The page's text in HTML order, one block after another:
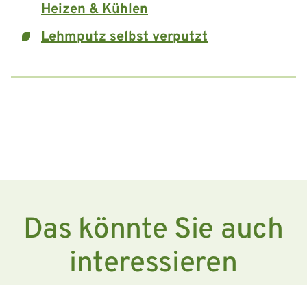
Heizen & Kühlen
Lehmputz selbst verputzt
Das könnte Sie auch
interessieren